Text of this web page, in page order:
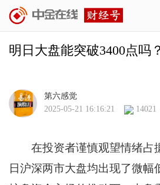
明日大盘能突破3400点吗？
第六感觉
2025-05-21 16:16:21
14021
在投资者谨慎观望情绪占
日沪深两市大盘均出现了微幅